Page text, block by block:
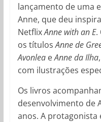
lançamento de uma
Anne, que deu
NetflixAnne with an E.
os títulosAnne de
AvonleaeAnne da Ilha,
com ilustrações
Os livros
desenvolvimento de
anos. A protagonista